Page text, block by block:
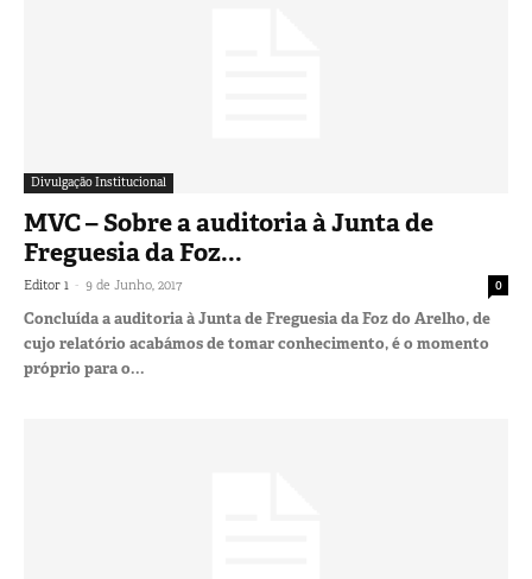
Divulgação Institucional
MVC – Sobre a auditoria à Junta de
Freguesia da Foz...
Editor 1 - 9 de Junho, 2017 0
Concluída a auditoria à Junta de Freguesia da Foz do Arelho, de
cujo relatório acabámos de tomar conhecimento, é o momento
próprio para o...